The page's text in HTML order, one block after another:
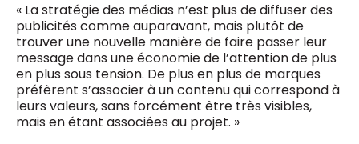
« La stratégie des médias n’est plus de diffuser des
publicités comme auparavant, mais plutôt de
trouver une nouvelle manière de faire passer leur
message dans une économie de l’attention de plus
en plus sous tension. De plus en plus de marques
préfèrent s’associer à un contenu qui correspond à
leurs valeurs, sans forcément être très visibles,
mais en étant associées au projet. »